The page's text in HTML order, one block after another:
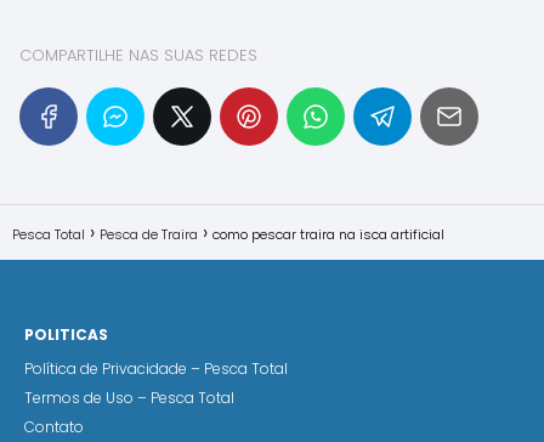
COMPARTILHE NAS SUAS REDES
Pesca Total Pesca de Traira como pescar traira na isca artificial
POLITICAS
Política de Privacidade – Pesca Total
Termos de Uso – Pesca Total
Contato